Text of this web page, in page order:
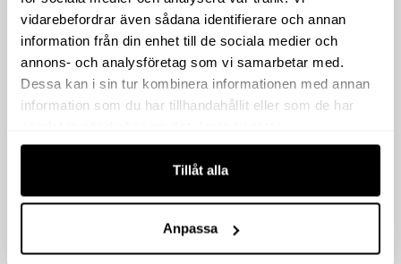
vidarebefordrar även sådana identifierare och annan
information från din enhet till de sociala medier och
annons- och analysföretag som vi samarbetar med.
Dessa kan i sin tur kombinera informationen med annan
information som du har tillhandahållit eller som de har
Tillåt alla
Anpassa
exkl moms
(88.75kr inkl moms)
Köp
exkl moms
(93.75kr inkl moms)
Köp